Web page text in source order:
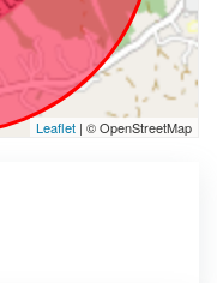
Leaflet | © OpenStreetMap